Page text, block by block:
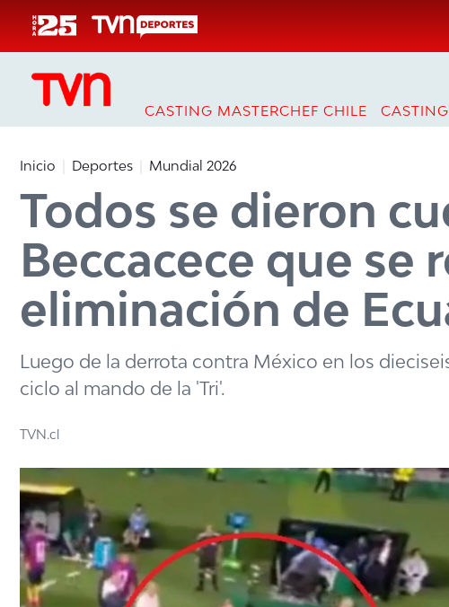
CASTING MASTERCHEF CHILE
Inicio Deportes Mundial 2026
Todos se dieron
Beccacece que se
eliminación de
Luego de la derrota contra México en los
ciclo al mando de la 'Tri'.
TVN.cl